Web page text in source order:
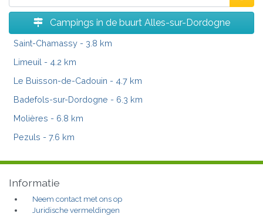
Campings in de buurt Alles-sur-Dordogne
Saint-Chamassy - 3.8 km
Limeuil - 4.2 km
Le Buisson-de-Cadouin - 4.7 km
Badefols-sur-Dordogne - 6.3 km
Molières - 6.8 km
Pezuls - 7.6 km
Informatie
Neem contact met ons op
Juridische vermeldingen